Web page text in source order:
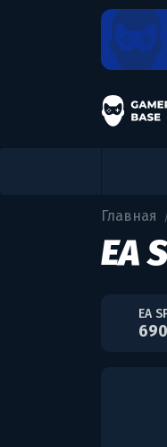
Главная
EA
EA